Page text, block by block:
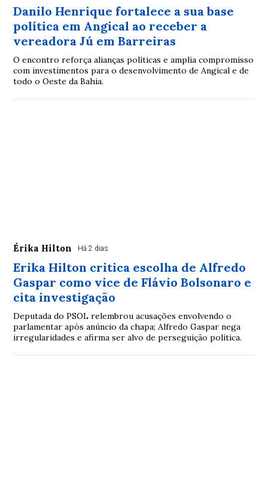
Danilo Henrique fortalece a sua base
política em Angical ao receber a
vereadora Jú em Barreiras
O encontro reforça alianças políticas e amplia compromisso
com investimentos para o desenvolvimento de Angical e de
todo o Oeste da Bahia.
Érika Hilton Há 2 dias
Erika Hilton critica escolha de Alfredo
Gaspar como vice de Flávio Bolsonaro e
cita investigação
Deputada do PSOL relembrou acusações envolvendo o
parlamentar após anúncio da chapa; Alfredo Gaspar nega
irregularidades e afirma ser alvo de perseguição política.